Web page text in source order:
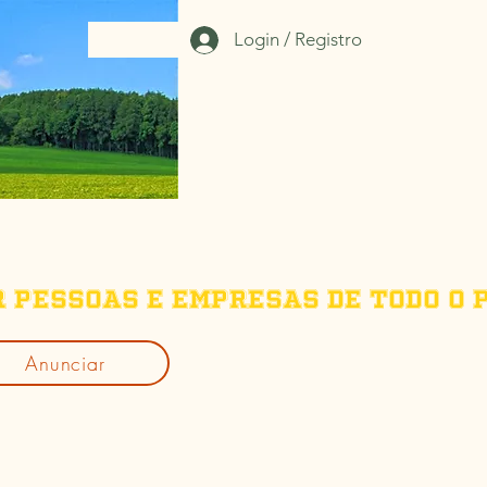
Login / Registro
e empresas de todo o
Anunciar